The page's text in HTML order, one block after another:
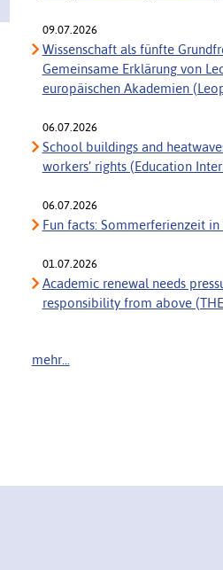
09.07.2026
Wissenschaft als fünfte
Gemeinsame Erklärung von
europäischen Akademien
06.07.2026
School buildings and
workers’ rights (Education
06.07.2026
Fun facts: Sommerferienzeit in
01.07.2026
Academic renewal needs
responsibility from above
mehr...